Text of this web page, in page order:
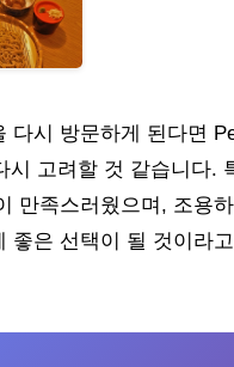
다시 방문하게 된다면
시 고려할 것 같습니다.
만족스러웠으며, 조용
좋은 선택이 될 것이라